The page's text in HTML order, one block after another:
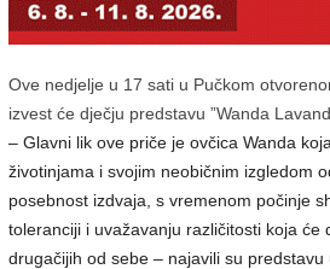
Ove nedjelje u 17 sati u Pučkom
izvest će dječju predstavu ”Wanda
– Glavni lik ove priče je ovčica Wanda
životinjama i svojim neobičnim izgledom
posebnost izdvaja, s vremenom počinje
toleranciji i uvažavanju različitosti koja
drugačijih od sebe – najavili su predstavu